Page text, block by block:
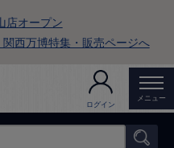
店オープン
西万博特集・販売ページへ
ログイン
メニュー